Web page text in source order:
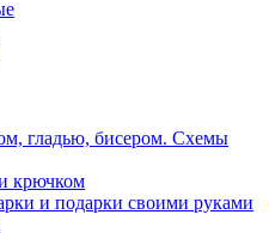
гладью, бисером. Схемы
крючком
и подарки своими руками